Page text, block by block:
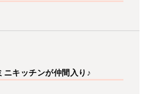
ニキッチンが仲間入り♪